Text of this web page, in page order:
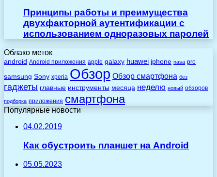
Принципы работы и преимущества
двухфакторной аутентификации с
использованием одноразовых паролей
Облако меток
android Android приложения apple galaxy huawei iphone nasa pro
samsung Sony xperia Обзор Обзор смартфона без
гаджеты главные инструменты месяца неделю новый обзоров
подборка приложения смартфона
Популярные новости
04.02.2019
Как обустроить планшет на Android
05.05.2023